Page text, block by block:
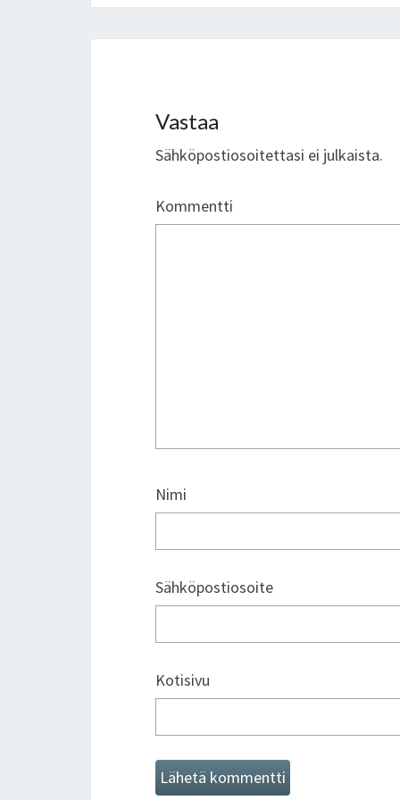
Vastaa
Sähköpostiosoitettasi ei julkaista.
Kommentti
Nimi
Sähköpostiosoite
Kotisivu